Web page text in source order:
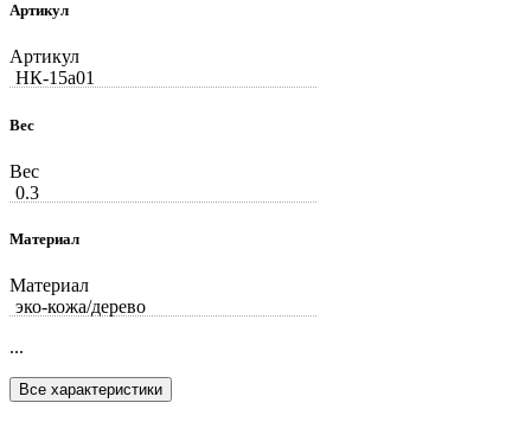
Артикул
Артикул
НК-15a01
Вес
Вес
0.3
Материал
Материал
эко-кожа/дерево
...
Все характеристики